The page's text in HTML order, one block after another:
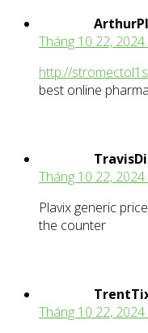
Tháng 10 22,
http://
best online
Tháng 10 22,
Plavix generic
the counter
Tháng 10 22,